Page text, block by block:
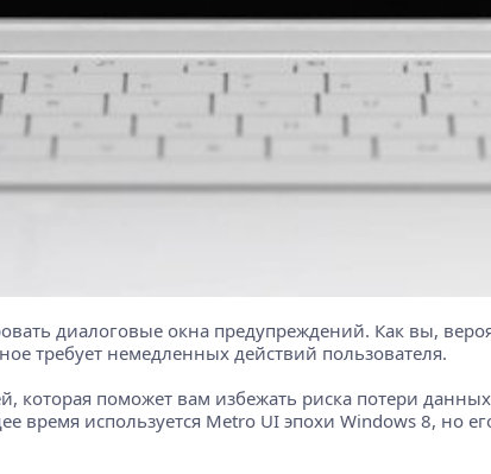
диалоговые окна предупреждений. Как вы,
требует немедленных действий пользователя.
которая поможет вам избежать риска потери
время используется Metro UI эпохи Windows 8, но